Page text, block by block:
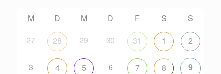
M D M D F S
S
27
28 29 30 31 1 2
3 4 5 6 7 8 9